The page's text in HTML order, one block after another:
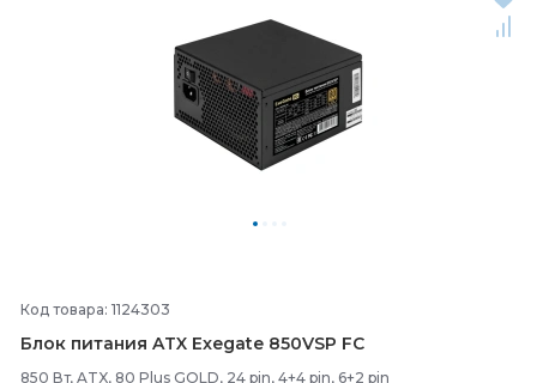
Код товара: 1124303
Блок питания ATX Exegate 850VSP FС
850 Вт, ATX, 80 Plus GOLD, 24 pin, 4+4 pin, 6+2 pin